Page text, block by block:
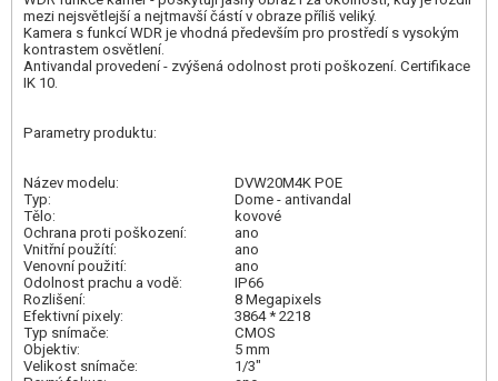
mezi nejsvětlejší a nejtmavší částí v obraze příliš veliký.
Kamera s funkcí WDR je vhodná především pro prostředí s vysokým
kontrastem osvětlení.
Antivandal provedení - zvýšená odolnost proti poškození. Certifikace
IK 10.
Parametry produktu:
Název modelu:
DVW20M4K POE
Typ:
Dome - antivandal
Tělo:
kovové
Ochrana proti poškození:
ano
Vnitřní použítí:
ano
Venovní použití:
ano
Odolnost prachu a vodě:
IP66
Rozlišení:
8 Megapixels
Efektivní pixely:
3864 * 2218
Typ snímače:
CMOS
Objektiv:
5 mm
Velikost snímače:
1/3"